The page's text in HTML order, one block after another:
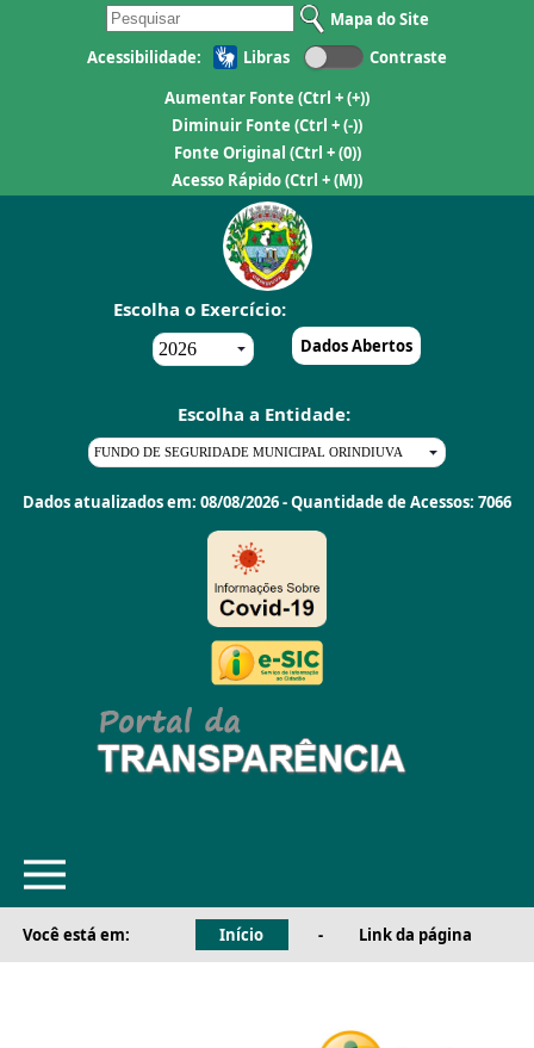
Mapa do Site
Acessibilidade:
Libras
Contraste
Aumentar Fonte (Ctrl + (+))
Diminuir Fonte (Ctrl + (-))
Fonte Original (Ctrl + (0))
Acesso Rápido(Ctrl + (M))
Escolha o Exercício:
Dados Abertos
Escolha a Entidade:
Dados atualizados em: 08/08/2026 - Quantidade de Acessos: 7066
Você está em: Início - Link da página